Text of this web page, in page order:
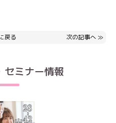
戻る 次の記事へ ≫
セミナー情報